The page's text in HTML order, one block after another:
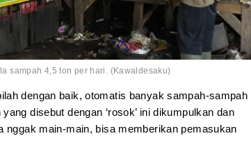
sampah 4,5 ton per hari. (Kawaldesaku)
dengan baik, otomatis banyak sampah-sampah
disebut dengan ‘rosok’ ini dikumpulkan dan
nggak main-main, bisa memberikan pemasukan